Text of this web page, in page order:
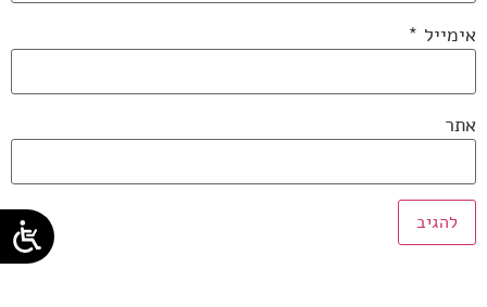
אימייל *
אתר